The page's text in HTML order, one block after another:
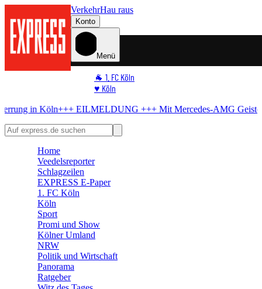
VerkehrHau raus
Konto
Menü
🐐 1. FC Köln
♥️ Köln
🏆 Sport
EILMELDUNG +++Mit Mercedes-AMGGeisterfahrer am
Home
Veedelsreporter
Schlagzeilen
EXPRESS E-Paper
1. FC Köln
Köln
Sport
Promi und Show
Kölner Umland
NRW
Politik und Wirtschaft
Panorama
Ratgeber